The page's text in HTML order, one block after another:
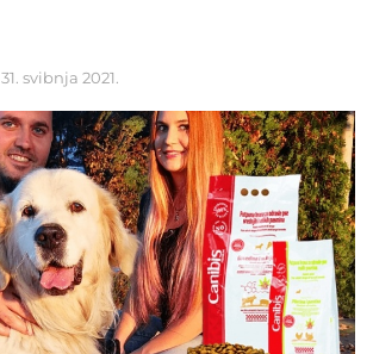
31. svibnja 2021.